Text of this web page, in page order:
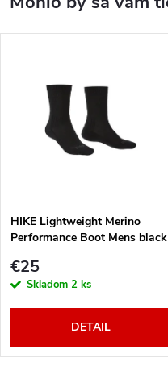
HIKE Lightweight Merino
Performance Boot Mens black
€25
Skladom 2 ks
DETAIL